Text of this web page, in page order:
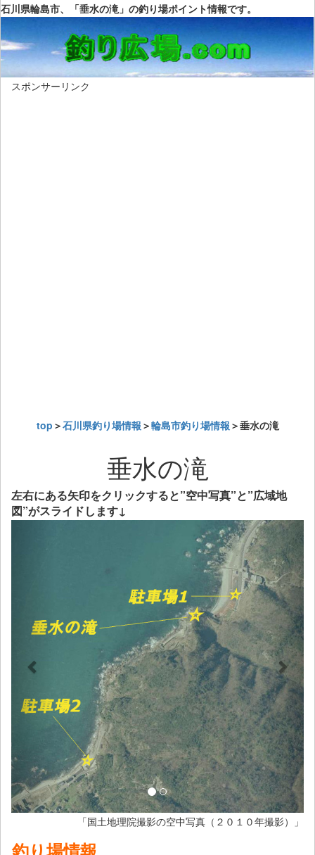
石川県輪島市、「垂水の滝」の釣り場ポイント情報です。
スポンサーリンク
top ＞石川県釣り場情報 ＞輪島市釣り場情報 ＞垂水の滝
垂水の滝
左右にある矢印をクリックすると”空中写真”と”広域地
図”がスライドします↓
Next
「国土地理院撮影の空中写真（２０１０年撮影）」
釣り場情報